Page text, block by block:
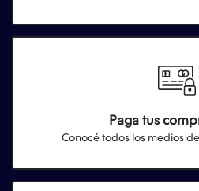
Paga tus
Conocé todos los medios